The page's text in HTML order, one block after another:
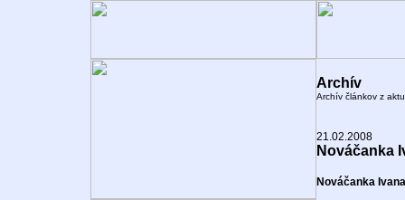
Archív
Archív článkov z
21.02.2008
Nováčanka
Nováčanka